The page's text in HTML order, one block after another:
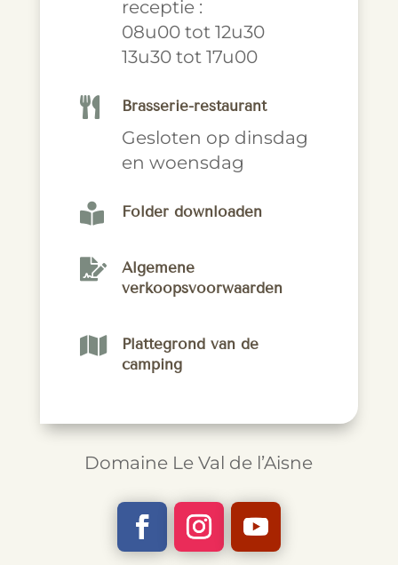
receptie :
08u00 tot 12u30
13u30 tot 17u00
 Brasserie-restaurant
Gesloten op dinsdag
en woensdag
 Folder downloaden

Algemene
verkoopsvoorwaarden

Plattegrond van de
camping
Domaine Le Val de l’Aisne